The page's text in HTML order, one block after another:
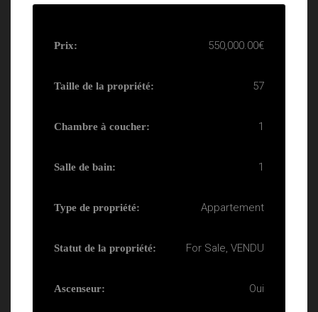
Prix: 550,000.00€
Taille de la propriété: 57
Chambre à coucher: 1
Salle de bain: 1
Type de propriété: Appartement
Statut de la propriété: For Sale, VENDU
Ascenseur: Oui